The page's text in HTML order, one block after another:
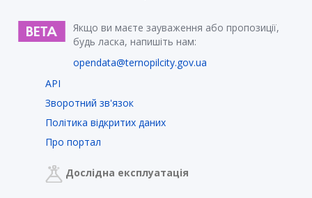
Якщо ви маєте зауваження або пропозиції,
будь ласка, напишіть нам:
opendata@ternopilcity.gov.ua
API
Зворотний зв'язок
Політика відкритих даних
Про портал
Дослідна експлуатація